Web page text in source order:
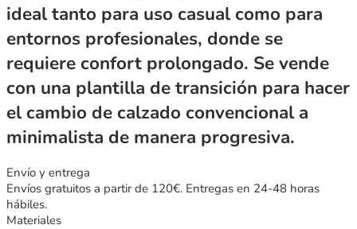
ideal tanto para uso casual como para
entornos profesionales, donde se
requiere confort prolongado. Se vende
con una plantilla de transición para hacer
el cambio de calzado convencional a
minimalista de manera progresiva.
Envío y entrega
Envíos gratuitos a partir de 120€. Entregas en 24-48 horas
hábiles.
Materiales